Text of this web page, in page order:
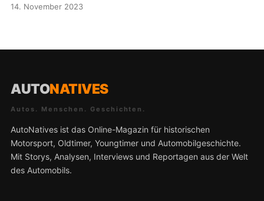
14. November 2023
AUTONATIVES
Autos. Menschen. Geschichten.
AutoNatives ist das Online-Magazin für historischen
Motorsport, Oldtimer, Youngtimer und Automobilgeschichte.
Mit Storys, Analysen, Interviews und Reportagen aus der Welt
des Automobils.